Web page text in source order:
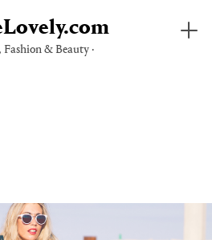
Fashion & Beauty ·